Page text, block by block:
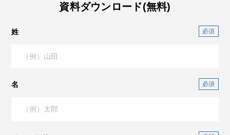
資料ダウンロード(無料)
姓
名